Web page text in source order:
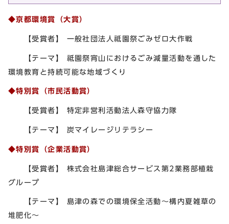
◆京都環境賞（大賞）
【受賞者】 一般社団法人祗園祭ごみゼロ大作戦
【テーマ】 祗園祭宵山におけるごみ減量活動を通した
環境教育と持続可能な地域づくり
◆特別賞（市民活動賞）
【受賞者】 特定非営利活動法人森守協力隊
【テーマ】 炭マイレージリテラシー
◆特別賞（企業活動賞）
【受賞者】 株式会社島津総合サービス第2業務部植栽
グループ
【テーマ】 島津の森での環境保全活動～構内夏雑草の
堆肥化～